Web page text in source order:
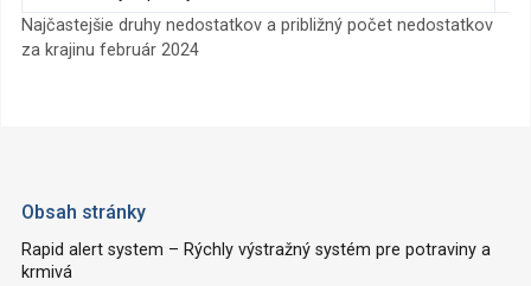
Najčastejšie druhy nedostatkov a približný počet nedostatkov
za krajinu február 2024
Obsah stránky
Rapid alert system – Rýchly výstražný systém pre potraviny a
krmivá